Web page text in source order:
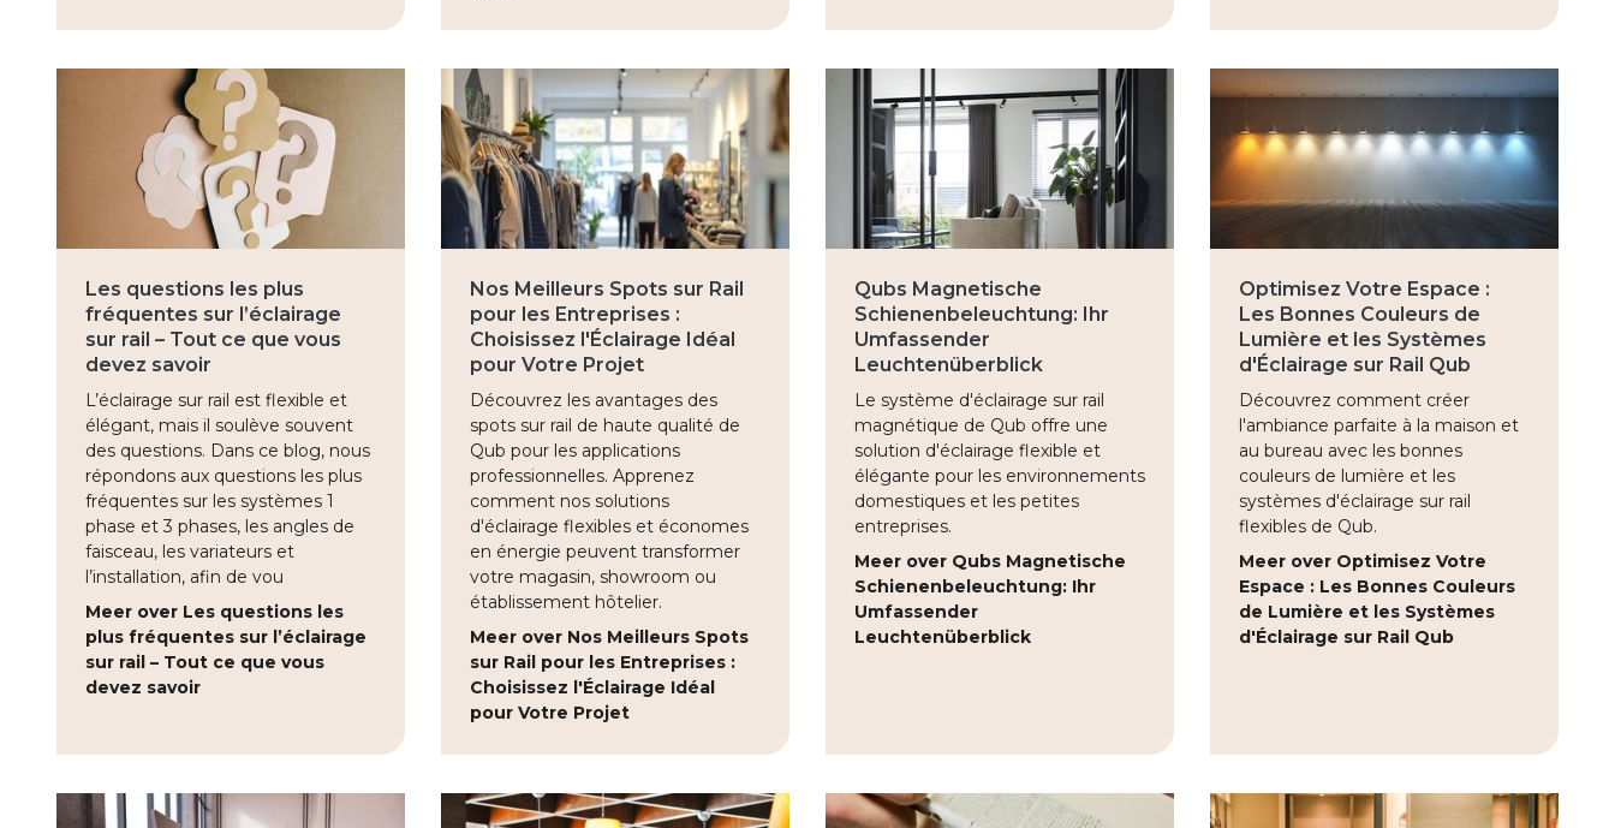
Les questions les plus
fréquentes sur l’éclairage
sur rail – Tout ce que vous
devez savoir
L’éclairage sur rail est flexible et
élégant, mais il soulève souvent
des questions. Dans ce blog, nous
répondons aux questions les plus
fréquentes sur les systèmes 1
phase et 3 phases, les angles de
faisceau, les variateurs et
l’installation, afin de vou
Meer over Les questions les
plus fréquentes sur l’éclairage
sur rail – Tout ce que vous
devez savoir
Nos Meilleurs Spots sur Rail
pour les Entreprises :
Choisissez l'Éclairage Idéal
pour Votre Projet
Découvrez les avantages des
spots sur rail de haute qualité de
Qub pour les applications
professionnelles. Apprenez
comment nos solutions
d'éclairage flexibles et économes
en énergie peuvent transformer
votre magasin, showroom ou
établissement hôtelier.
Meer over Nos Meilleurs Spots
sur Rail pour les Entreprises :
Choisissez l'Éclairage Idéal
pour Votre Projet
Qubs Magnetische
Schienenbeleuchtung: Ihr
Umfassender
Leuchtenüberblick
Le système d'éclairage sur rail
magnétique de Qub offre une
solution d'éclairage flexible et
élégante pour les environnements
domestiques et les petites
entreprises.
Meer over Qubs Magnetische
Schienenbeleuchtung: Ihr
Umfassender
Leuchtenüberblick
Optimisez Votre Espace :
Les Bonnes Couleurs de
Lumière et les Systèmes
d'Éclairage sur Rail Qub
Découvrez comment créer
l'ambiance parfaite à la maison et
au bureau avec les bonnes
couleurs de lumière et les
systèmes d'éclairage sur rail
flexibles de Qub.
Meer over Optimisez Votre
Espace : Les Bonnes Couleurs
de Lumière et les Systèmes
d'Éclairage sur Rail Qub